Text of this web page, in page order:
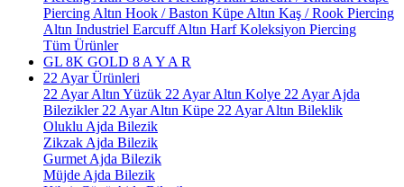
Piercing Altın Hook / Baston Küpe Altın Kaş / Rook Piercing
Altın Industriel EarcuffAltın Harf Koleksiyon Piercing
Tüm Ürünler
GL 8K GOLD 8 A Y A R
22 Ayar Ürünleri
22 Ayar Altın Yüzük 22 Ayar Altın Kolye 22 Ayar Ajda
Bilezikler 22 Ayar Altın Küpe 22 Ayar Altın Bileklik
Oluklu Ajda Bilezik
Zikzak Ajda Bilezik
Gurmet Ajda Bilezik
Müjde Ajda Bilezik